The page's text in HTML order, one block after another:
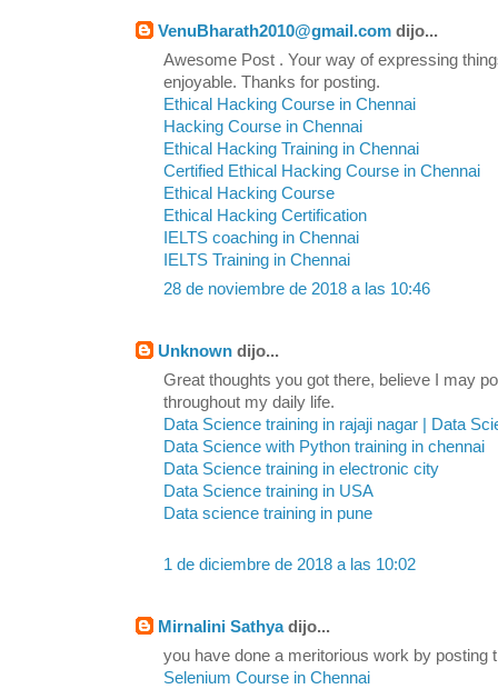
VenuBharath2010@gmail.com dijo...
Awesome Post . Your way of expressing
enjoyable. Thanks for posting.
Ethical Hacking Course in Chennai
Hacking Course in Chennai
Ethical Hacking Training in Chennai
Certified Ethical Hacking Course in Chennai
Ethical Hacking Course
Ethical Hacking Certification
IELTS coaching in Chennai
IELTS Training in Chennai
28 de noviembre de 2018 a las 10:46
Unknown dijo...
Great thoughts you got there, believe I may
throughout my daily life.
Data Science training in rajaji nagar | Data
Data Science with Python training in chennai
Data Science training in electronic city
Data Science training in USA
Data science training in pune
1 de diciembre de 2018 a las 10:02
Mirnalini Sathyadijo...
you have done a meritorious work by posting
Selenium Course in Chennai